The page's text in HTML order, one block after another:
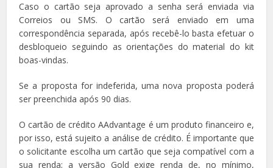
Caso o cartão seja aprovado a senha será enviada via
Correios ou SMS. O cartão será enviado em uma
correspondência separada, após recebê-lo basta efetuar o
desbloqueio seguindo as orientações do material do kit
boas-vindas.
Se a proposta for indeferida, uma nova proposta poderá
ser preenchida após 90 dias.
O cartão de crédito AAdvantage é um produto financeiro e,
por isso, está sujeito a análise de crédito. É importante que
o solicitante escolha um cartão que seja compatível com a
sua renda; a versão Gold exige renda de, no mínimo,